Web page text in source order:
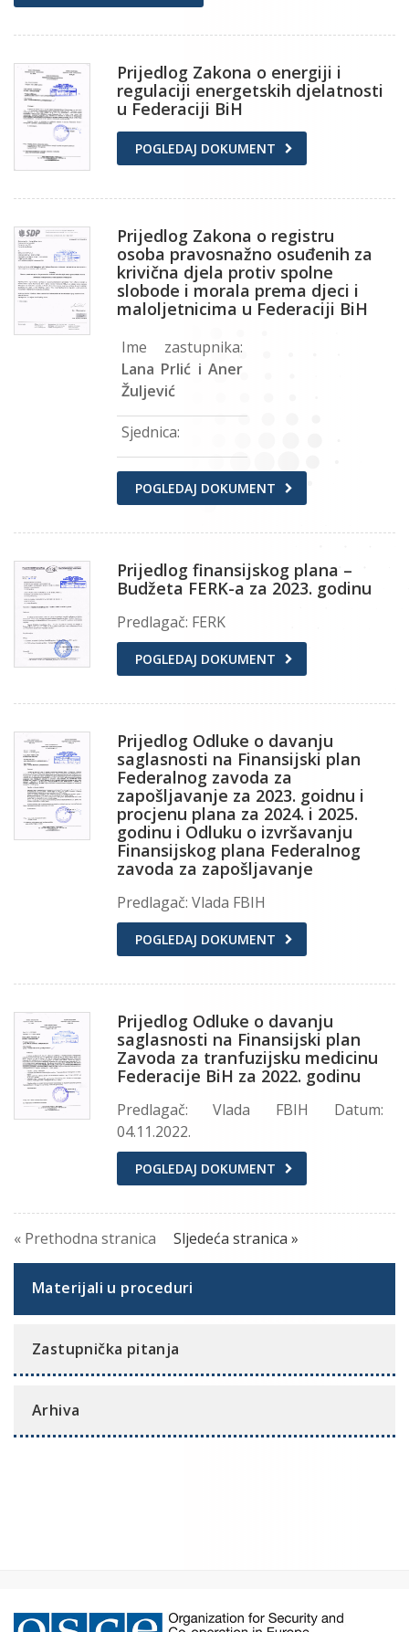
Prijedlog Zakona o energiji i
regulaciji energetskih djelatnosti
u Federaciji BiH
POGLEDAJ DOKUMENT
Prijedlog Zakona o registru
osoba pravosnažno osuđenih za
krivična djela protiv spolne
slobode i morala prema djeci i
maloljetnicima u Federaciji BiH
Ime zastupnika:
Lana Prlić i Aner
Žuljević
Sjednica:
POGLEDAJ DOKUMENT
Prijedlog finansijskog plana –
Budžeta FERK-a za 2023. godinu
Predlagač: FERK
POGLEDAJ DOKUMENT
Prijedlog Odluke o davanju
saglasnosti na Finansijski plan
Federalnog zavoda za
zapošljavanje za 2023. goidnu i
procjenu plana za 2024. i 2025.
godinu i Odluku o izvršavanju
Finansijskog plana Federalnog
zavoda za zapošljavanje
Predlagač: Vlada FBIH
POGLEDAJ DOKUMENT
Prijedlog Odluke o davanju
saglasnosti na Finansijski plan
Zavoda za tranfuzijsku medicinu
Federacije BiH za 2022. godinu
Predlagač: Vlada FBIH Datum:
04.11.2022.
POGLEDAJ DOKUMENT
« Prethodna stranica Sljedeća stranica »
Materijali u proceduri
Zastupnička pitanja
Arhiva